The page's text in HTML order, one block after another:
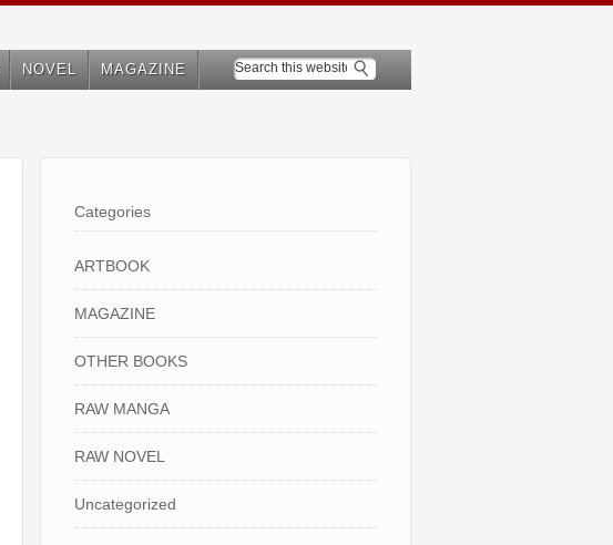
NOVEL MAGAZINE
Categories
ARTBOOK
MAGAZINE
OTHER BOOKS
RAW MANGA
RAW NOVEL
Uncategorized